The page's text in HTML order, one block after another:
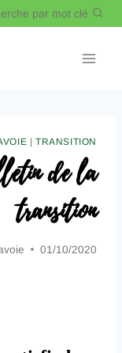
par mot clé
|TRANSITION
de la
transition
01/10/2020